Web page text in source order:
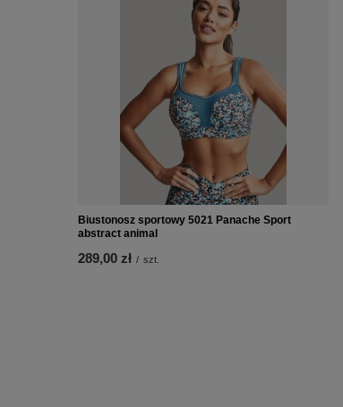
Biustonosz sportowy 5021 Panache Sport
abstract animal
289,00 zł / szt.